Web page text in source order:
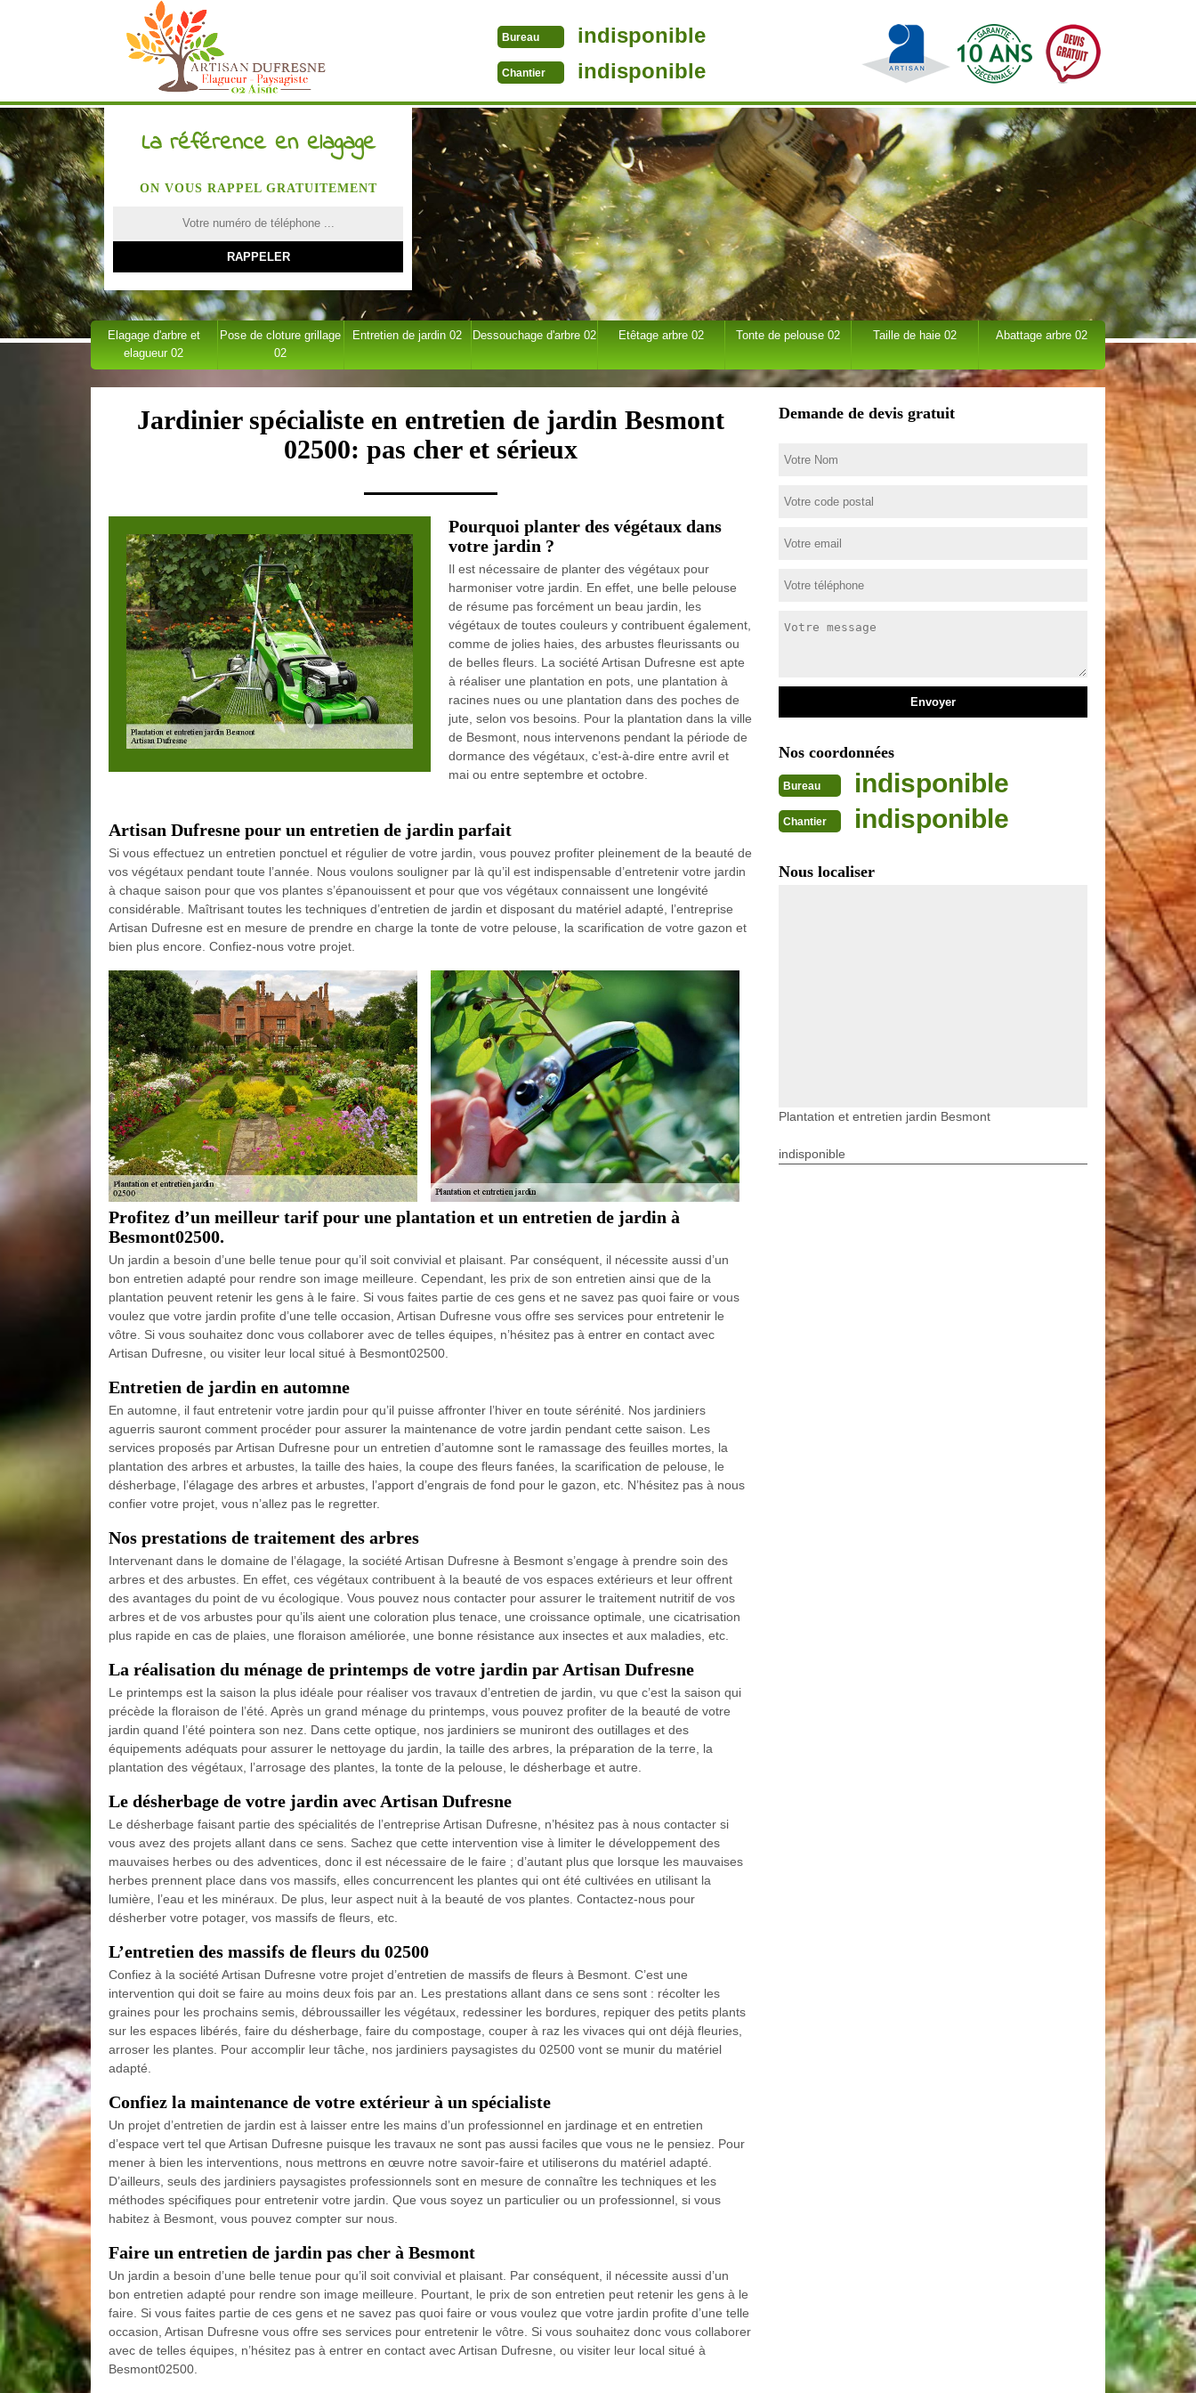
Bureau indisponible
Chantier indisponible
La référence en elagage
ON VOUS RAPPEL GRATUITEMENT
Elagage d'arbre et
elagueur 02
Pose de cloture grillage
02
Entretien de jardin 02 Dessouchage d'arbre 02 Etêtage arbre 02 Tonte de pelouse 02 Taille de haie 02 Abattage arbre 02
Jardinier spécialiste en entretien de jardin Besmont
02500: pas cher et sérieux
Pourquoi planter des végétaux dans
votre jardin ?
Il est nécessaire de planter des végétaux pour
harmoniser votre jardin. En effet, une belle pelouse
de résume pas forcément un beau jardin, les
végétaux de toutes couleurs y contribuent également,
comme de jolies haies, des arbustes fleurissants ou
de belles fleurs. La société Artisan Dufresne est apte
à réaliser une plantation en pots, une plantation à
racines nues ou une plantation dans des poches de
jute, selon vos besoins. Pour la plantation dans la ville
de Besmont, nous intervenons pendant la période de
dormance des végétaux, c’est-à-dire entre avril et
mai ou entre septembre et octobre.
Artisan Dufresne pour un entretien de jardin parfait
Si vous effectuez un entretien ponctuel et régulier de votre jardin, vous pouvez profiter pleinement de la beauté de
vos végétaux pendant toute l’année. Nous voulons souligner par là qu’il est indispensable d’entretenir votre jardin
à chaque saison pour que vos plantes s’épanouissent et pour que vos végétaux connaissent une longévité
considérable. Maîtrisant toutes les techniques d’entretien de jardin et disposant du matériel adapté, l’entreprise
Artisan Dufresne est en mesure de prendre en charge la tonte de votre pelouse, la scarification de votre gazon et
bien plus encore. Confiez-nous votre projet.
Profitez d’un meilleur tarif pour une plantation et un entretien de jardin à
Besmont02500.
Un jardin a besoin d’une belle tenue pour qu’il soit convivial et plaisant. Par conséquent, il nécessite aussi d’un
bon entretien adapté pour rendre son image meilleure. Cependant, les prix de son entretien ainsi que de la
plantation peuvent retenir les gens à le faire. Si vous faites partie de ces gens et ne savez pas quoi faire or vous
voulez que votre jardin profite d’une telle occasion, Artisan Dufresne vous offre ses services pour entretenir le
vôtre. Si vous souhaitez donc vous collaborer avec de telles équipes, n’hésitez pas à entrer en contact avec
Artisan Dufresne, ou visiter leur local situé à Besmont02500.
Entretien de jardin en automne
En automne, il faut entretenir votre jardin pour qu’il puisse affronter l’hiver en toute sérénité. Nos jardiniers
aguerris sauront comment procéder pour assurer la maintenance de votre jardin pendant cette saison. Les
services proposés par Artisan Dufresne pour un entretien d’automne sont le ramassage des feuilles mortes, la
plantation des arbres et arbustes, la taille des haies, la coupe des fleurs fanées, la scarification de pelouse, le
désherbage, l’élagage des arbres et arbustes, l’apport d’engrais de fond pour le gazon, etc. N’hésitez pas à nous
confier votre projet, vous n’allez pas le regretter.
Nos prestations de traitement des arbres
Intervenant dans le domaine de l’élagage, la société Artisan Dufresne à Besmont s’engage à prendre soin des
arbres et des arbustes. En effet, ces végétaux contribuent à la beauté de vos espaces extérieurs et leur offrent
des avantages du point de vu écologique. Vous pouvez nous contacter pour assurer le traitement nutritif de vos
arbres et de vos arbustes pour qu’ils aient une coloration plus tenace, une croissance optimale, une cicatrisation
plus rapide en cas de plaies, une floraison améliorée, une bonne résistance aux insectes et aux maladies, etc.
La réalisation du ménage de printemps de votre jardin par Artisan Dufresne
Le printemps est la saison la plus idéale pour réaliser vos travaux d’entretien de jardin, vu que c’est la saison qui
précède la floraison de l’été. Après un grand ménage du printemps, vous pouvez profiter de la beauté de votre
jardin quand l’été pointera son nez. Dans cette optique, nos jardiniers se muniront des outillages et des
équipements adéquats pour assurer le nettoyage du jardin, la taille des arbres, la préparation de la terre, la
plantation des végétaux, l’arrosage des plantes, la tonte de la pelouse, le désherbage et autre.
Le désherbage de votre jardin avec Artisan Dufresne
Le désherbage faisant partie des spécialités de l’entreprise Artisan Dufresne, n’hésitez pas à nous contacter si
vous avez des projets allant dans ce sens. Sachez que cette intervention vise à limiter le développement des
mauvaises herbes ou des adventices, donc il est nécessaire de le faire ; d’autant plus que lorsque les mauvaises
herbes prennent place dans vos massifs, elles concurrencent les plantes qui ont été cultivées en utilisant la
lumière, l’eau et les minéraux. De plus, leur aspect nuit à la beauté de vos plantes. Contactez-nous pour
désherber votre potager, vos massifs de fleurs, etc.
L’entretien des massifs de fleurs du 02500
Confiez à la société Artisan Dufresne votre projet d’entretien de massifs de fleurs à Besmont. C’est une
intervention qui doit se faire au moins deux fois par an. Les prestations allant dans ce sens sont : récolter les
graines pour les prochains semis, débroussailler les végétaux, redessiner les bordures, repiquer des petits plants
sur les espaces libérés, faire du désherbage, faire du compostage, couper à raz les vivaces qui ont déjà fleuries,
arroser les plantes. Pour accomplir leur tâche, nos jardiniers paysagistes du 02500 vont se munir du matériel
adapté.
Confiez la maintenance de votre extérieur à un spécialiste
Un projet d’entretien de jardin est à laisser entre les mains d’un professionnel en jardinage et en entretien
d’espace vert tel que Artisan Dufresne puisque les travaux ne sont pas aussi faciles que vous ne le pensiez. Pour
mener à bien les interventions, nous mettrons en œuvre notre savoir-faire et utiliserons du matériel adapté.
D’ailleurs, seuls des jardiniers paysagistes professionnels sont en mesure de connaître les techniques et les
méthodes spécifiques pour entretenir votre jardin. Que vous soyez un particulier ou un professionnel, si vous
habitez à Besmont, vous pouvez compter sur nous.
Faire un entretien de jardin pas cher à Besmont
Un jardin a besoin d’une belle tenue pour qu’il soit convivial et plaisant. Par conséquent, il nécessite aussi d’un
bon entretien adapté pour rendre son image meilleure. Pourtant, le prix de son entretien peut retenir les gens à le
faire. Si vous faites partie de ces gens et ne savez pas quoi faire or vous voulez que votre jardin profite d’une telle
occasion, Artisan Dufresne vous offre ses services pour entretenir le vôtre. Si vous souhaitez donc vous collaborer
avec de telles équipes, n’hésitez pas à entrer en contact avec Artisan Dufresne, ou visiter leur local situé à
Besmont02500.
Demande de devis gratuit
Nos coordonnées
Bureau indisponible
Chantier indisponible
Nous localiser
Plantation et entretien jardin Besmont
indisponible